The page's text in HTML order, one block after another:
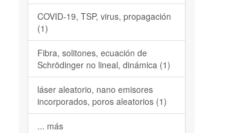
COVID-19, TSP, virus, propagación
(1)
Fibra, solitones, ecuación de
Schrödinger no lineal, dinámica (1)
láser aleatorio, nano emisores
incorporados, poros aleatorios (1)
... más